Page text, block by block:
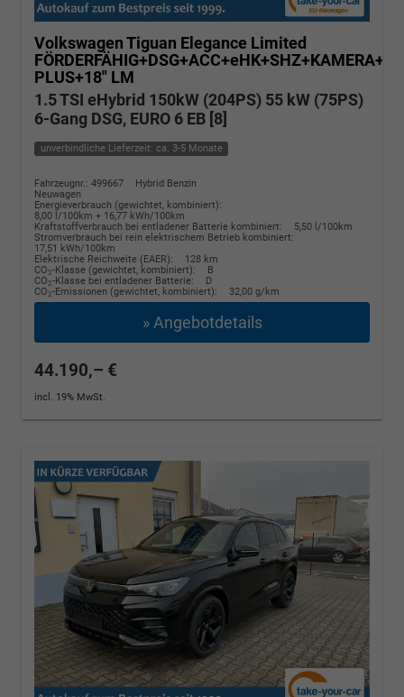
Volkswagen Tiguan Elegance Limited
PLUS+18" LM
1.5 TSI eHybrid 150kW (204PS) 55 kW (75PS)
6-Gang DSG, EURO 6 EB [8]
unverbindliche Lieferzeit: ca. 3-5 Monate
Fahrzeugnr.: 499667
Hybrid Benzin
Neuwagen
Energieverbrauch (gewichtet, kombiniert):
8,00 l/100km + 16,77 kWh/100km
Kraftstoffverbrauch bei entladener Batterie kombiniert:
5,50 l/100km
Stromverbrauch bei rein elektrischem Betrieb kombiniert:
17,51 kWh/100km
Elektrische Reichweite (EAER):
128 km
CO2-Klasse (gewichtet, kombiniert):
B
CO2-Klasse bei entladener Batterie:
D
CO2-Emissionen (gewichtet, kombiniert): 32,00 g/km
» Angebotdetails
44.190,– €
incl. 19% MwSt.